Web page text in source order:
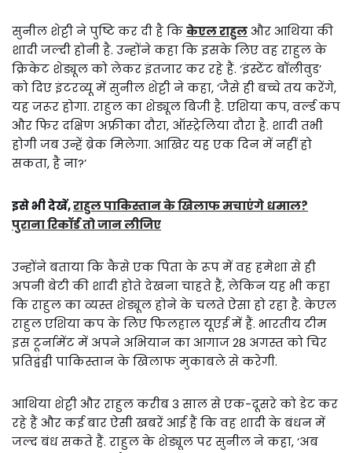
सुनील शेट्टी ने पुष्टि कर दी है किकेएल राहुलऔर आथिया की
शादी जल्दी होनी है. उन्होंने कहा कि इसके लिए वह राहुल के
क्रिकेट शेड्यूल को लेकर इंतजार कर रहे हैं. ‘इंस्टेंट बॉलीवुड’
को दिए इंटरव्यू में सुनील शेट्टी ने कहा, ‘जैसे ही बच्चे तय करेंगे,
यह जरूर होगा. राहुल का शेड्यूल बिजी है. एशिया कप, वर्ल्ड कप
और फिर दक्षिण अफ्रीका दौरा, ऑस्ट्रेलिया दौरा है. शादी तभी
होगी जब उन्हें ब्रेक मिलेगा. आखिर यह एक दिन में नहीं हो
सकता, है ना?’
इसे भी देखें,राहुल पाकिस्तान के खिलाफ मचाएंगे धमाल?
पुराना रिकॉर्ड तो जान लीजिए
उन्होंने बताया कि कैसे एक पिता के रूप में वह हमेशा से ही
अपनी बेटी की शादी होते देखना चाहते हैं, लेकिन यह भी कहा
कि राहुल का व्यस्त शेड्यूल होने के चलते ऐसा हो रहा है. केएल
राहुल एशिया कप के लिए फिलहाल यूएई में हैं. भारतीय टीम
इस टूर्नामेंट में अपने अभियान का आगाज 28 अगस्त को चिर
प्रतिद्वंद्वी पाकिस्तान के खिलाफ मुकाबले से करेगी.
आथिया शेट्टी और राहुल करीब 3 साल से एक-दूसरे को डेट कर
रहे हैं और कई बार ऐसी खबरें आई हैं कि वह शादी के बंधन में
जल्द बंध सकते हैं. राहुल के शेड्यूल पर सुनील ने कहा, ‘अब